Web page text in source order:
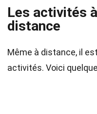
Les activités
distance
Même à distance, il
activités. Voici